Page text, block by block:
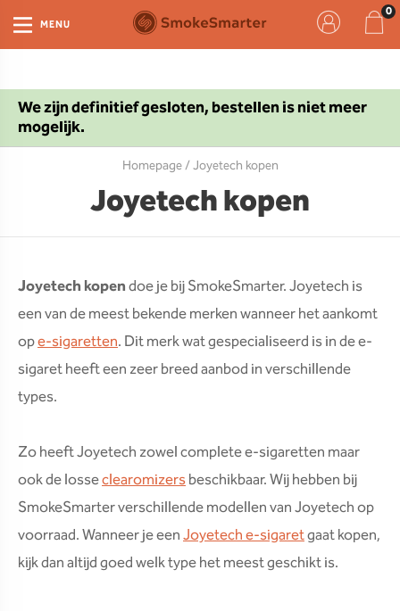
We zijn definitief gesloten, bestellen is niet meer
mogelijk.
MENU
Homepage/ Joyetech kopen
Joyetech kopen
Joyetech kopendoe je bij SmokeSmarter. Joyetech is
een van de meest bekende merken wanneer het aankomt
ope-sigaretten. Dit merk wat gespecialiseerd is in de e-
sigaret heeft een zeer breed aanbod in verschillende
types.
Zo heeft Joyetech zowel complete e-sigaretten maar
ook de losseclearomizersbeschikbaar. Wij hebben bij
SmokeSmarter verschillende modellen van Joyetech op
voorraad. Wanneer je eenJoyetech e-sigaretgaat kopen,
kijk dan altijd goed welk type het meest geschikt is.